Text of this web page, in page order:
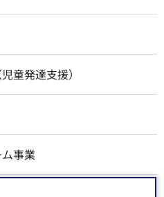
童発達支援）
事業